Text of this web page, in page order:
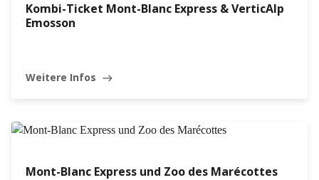
Kombi-Ticket Mont-Blanc Express & VerticAlp
Emosson
Weitere Infos east
Mont-Blanc Express und Zoo des Marécottes